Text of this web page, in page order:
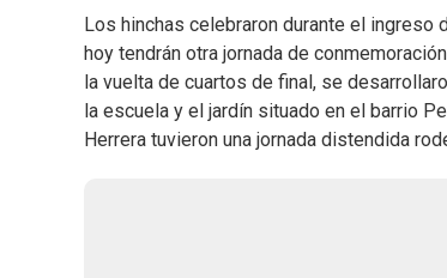
Los hinchas celebraron durante el
hoy tendrán otra jornada de
la vuelta de cuartos de final, se
la escuela y el jardín situado en el barrio
Herrera tuvieron una jornada distendida